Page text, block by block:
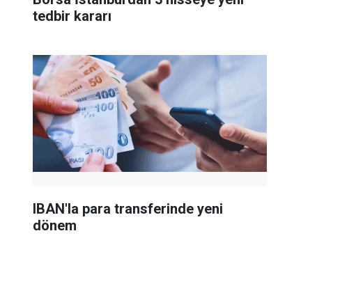
tedbir kararı
IBAN'la para transferinde yeni
dönem